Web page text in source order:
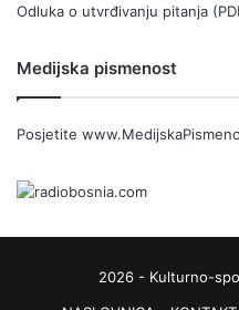
Odluka o utvrđivanju pitanja
Medijska pismenost
Posjetite
2026 - Kulturno-